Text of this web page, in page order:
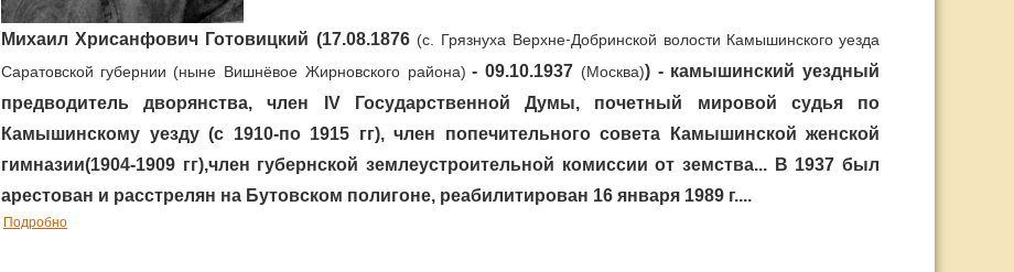
Михаил Хрисанфович Готовицкий (17.08.1876 (с. Грязнуха Верхне-Добринской волости Камышинского уезда
Саратовской губернии (ныне Вишнёвое Жирновского района) - 09.10.1937 (Москва)) - камышинский уездный
предводитель дворянства, член IV Государственной Думы, почетный мировой судья по
Камышинскому уезду (с 1910-по 1915 гг), член попечительного совета Камышинской женской
гимназии(1904-1909 гг),член губернской землеустроительной комиссии от земства... В 1937 был
арестован и расстрелян на Бутовском полигоне, реабилитирован 16 января 1989 г....
Подробно